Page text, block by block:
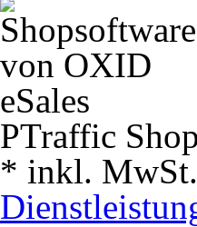
PTraffic
* inkl.